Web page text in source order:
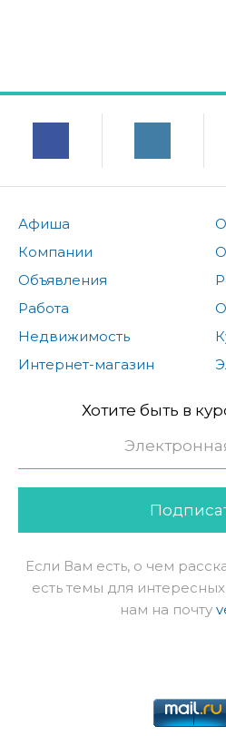
Афиша
Компании
Объявления
Работа
Недвижимость
Интернет-магазин
Хотите быть в
Если Вам есть, о чем
есть темы для
нам на почту